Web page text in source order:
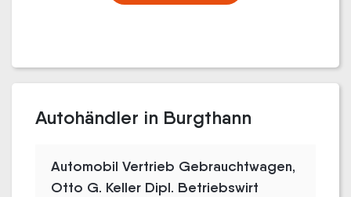
Autohändler in Burgthann
Automobil Vertrieb Gebrauchtwagen,
Otto G. Keller Dipl. Betriebswirt